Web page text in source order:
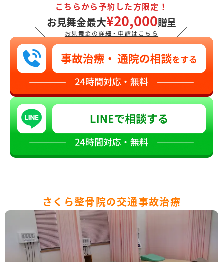
＼
こちらから予約した方限定！
お見舞金最大¥20,000贈呈
お見舞金の詳細・申請はこちら ／
さくら整骨院の交通事故治療